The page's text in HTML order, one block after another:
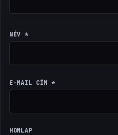
NÉV *
E-MAIL CÍM *
HONLAP